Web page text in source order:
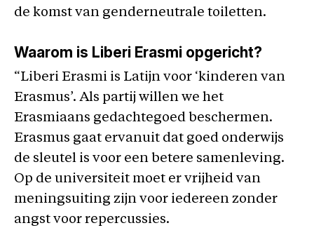
de komst van genderneutrale toiletten.
Waarom is Liberi Erasmi opgericht?
“Liberi Erasmi is Latijn voor ‘kinderen van
Erasmus’. Als partij willen we het
Erasmiaans gedachtegoed beschermen.
Erasmus gaat ervanuit dat goed onderwijs
de sleutel is voor een betere samenleving.
Op de universiteit moet er vrijheid van
meningsuiting zijn voor iedereen zonder
angst voor repercussies.